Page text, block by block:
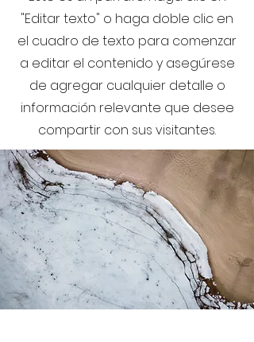
"Editar texto" o haga doble clic en
el cuadro de texto para comenzar
a editar el contenido y asegúrese
de agregar cualquier detalle o
información relevante que desee
compartir con sus visitantes.